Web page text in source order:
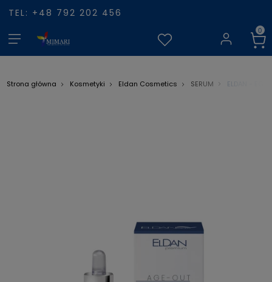
TEL: +48 792 202 456
Strona główna Kosmetyki Eldan Cosmetics SERUM ELDAN - EGF